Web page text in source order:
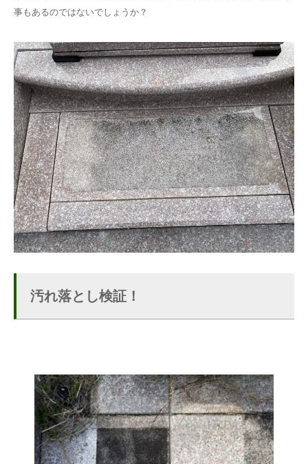
事もあるのではないでしょうか？
汚れ落とし検証！